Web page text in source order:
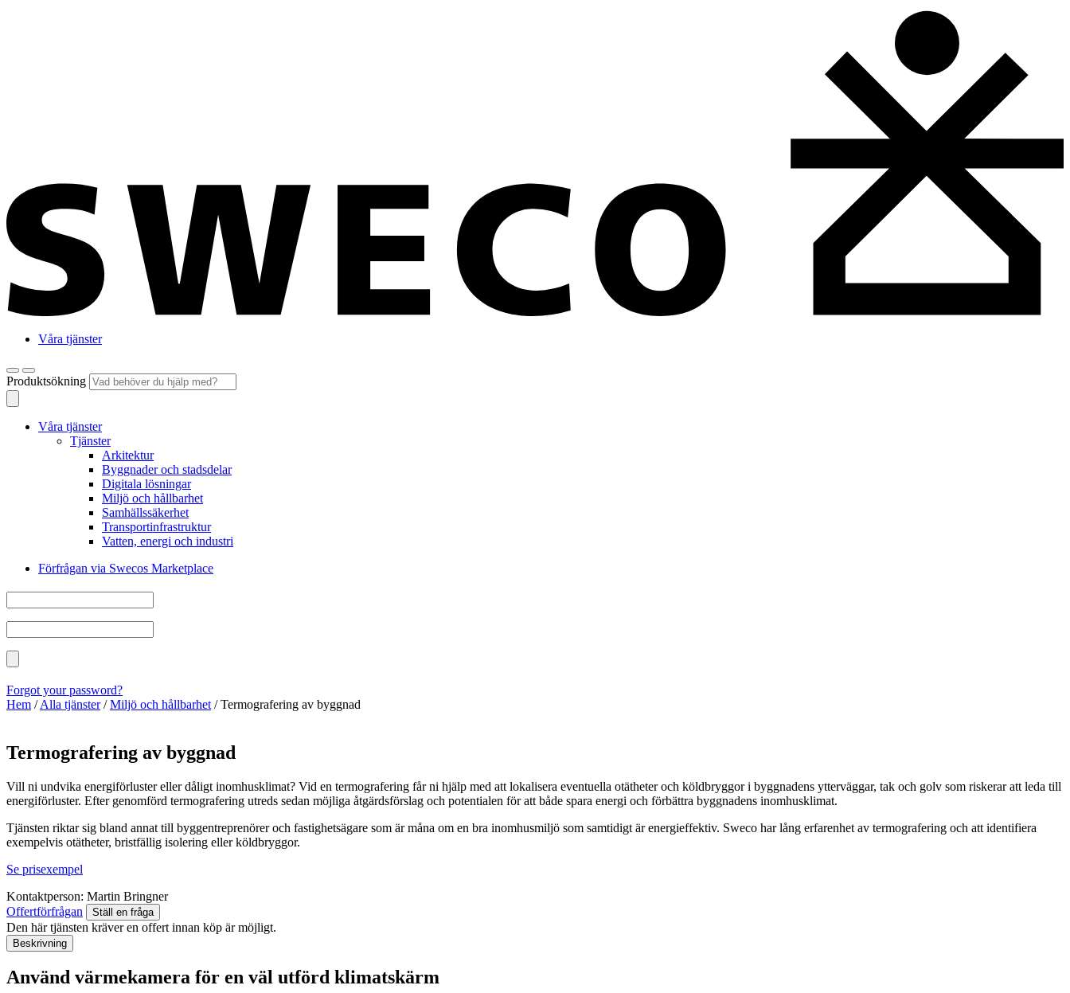
Våra tjänster
Produktsökning
Våra tjänster
Tjänster
Arkitektur
Byggnader och stadsdelar
Digitala lösningar
Miljö och hållbarhet
Samhällssäkerhet
Transportinfrastruktur
Vatten, energi och industri
Förfrågan via Swecos Marketplace
Forgot your password?
Hem /Alla tjänster/Miljö och hållbarhet /Termografering av byggnad
Termografering av byggnad
Vill ni undvika energiförluster eller dåligt inomhusklimat? Vid en termografering får ni hjälp med att lokalisera eventuella otätheter och köldbryggor i byggnadens ytterväggar, tak och golv som riskerar att leda till
energiförluster. Efter genomförd termografering utreds sedan möjliga åtgärdsförslag och potentialen för att både spara energi och förbättra byggnadens inomhusklimat.
Tjänsten riktar sig bland annat till byggentreprenörer och fastighetsägare som är måna om en bra inomhusmiljö som samtidigt är energieffektiv. Sweco har lång erfarenhet av termografering och att identifiera
exempelvis otätheter, bristfällig isolering eller köldbryggor.
Se prisexempel
Kontaktperson: Martin Bringner
Offertförfrågan
Ställ en fråga
Den här tjänsten kräver en offert innan köp är möjligt.
Beskrivning
Använd värmekamera för en väl utförd klimatskärm